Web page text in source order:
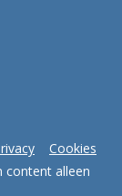
Cookies
content alleen